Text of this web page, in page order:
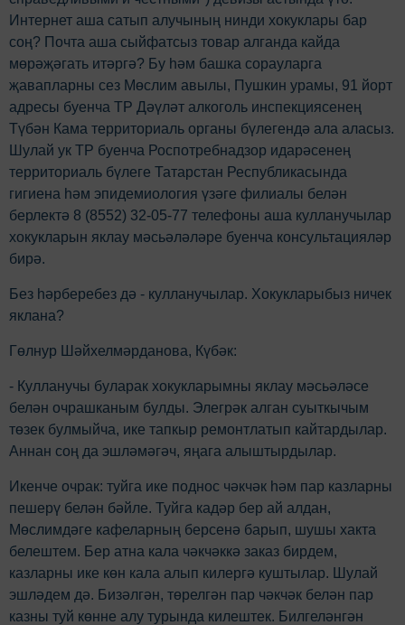
Интернет аша сатып алучының нинди хокуклары бар
соң? Почта аша сыйфатсыз товар алганда кайда
мөрәҗәгать итәргә? Бу һәм башка сорауларга
җавапларны сез Мөслим авылы, Пушкин урамы, 91 йорт
адресы буенча ТР Дәүләт алкоголь инспекциясенең
Түбән Кама территориаль органы бүлегендә ала аласыз.
Шулай ук ТР буенча Роспотребнадзор идарәсенең
территориаль бүлеге Татарстан Республикасында
гигиена һәм эпидемиология үзәге филиалы белән
берлектә 8 (8552) 32-05-77 телефоны аша кулланучылар
хокукларын яклау мәсьәләләре буенча консультацияләр
бирә.
Без һәрберебез дә - кулланучылар. Хокукларыбыз ничек
яклана?
Гөлнур Шәйхелмәрданова, Күбәк:
- Кулланучы буларак хокукларымны яклау мәсьәләсе
белән очрашканым булды. Элегрәк алган суыткычым
төзек булмыйча, ике тапкыр ремонтлатып кайтардылар.
Аннан соң да эшләмәгәч, яңага алыштырдылар.
Икенче очрак: туйга ике поднос чәкчәк һәм пар казларны
пешерү белән бәйле. Туйга кадәр бер ай алдан,
Мөслимдәге кафеларның берсенә барып, шушы хакта
белештем. Бер атна кала чәкчәккә заказ бирдем,
казларны ике көн кала алып килергә куштылар. Шулай
эшләдем дә. Бизәлгән, төрелгән пар чәкчәк белән пар
казны туй көнне алу турында килештек. Билгеләнгән